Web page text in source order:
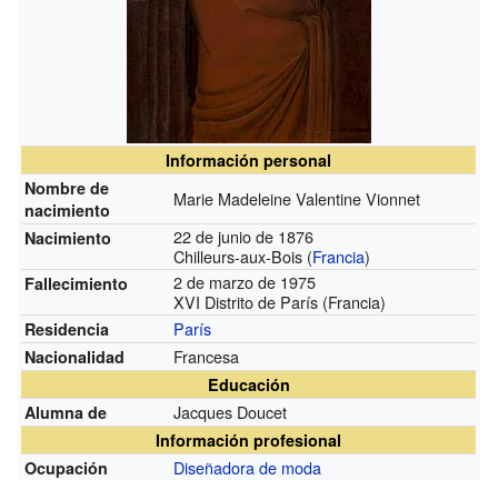
Información personal
Nombre de
nacimiento
Marie Madeleine Valentine Vionnet
Nacimiento
22 de junio de 1876
Chilleurs-aux-Bois (Francia)
Fallecimiento
2 de marzo de 1975
XVI Distrito de París (Francia)
Residencia París
Nacionalidad Francesa
Educación
Alumna de
Jacques Doucet
Información profesional
Ocupación
Diseñadora de moda